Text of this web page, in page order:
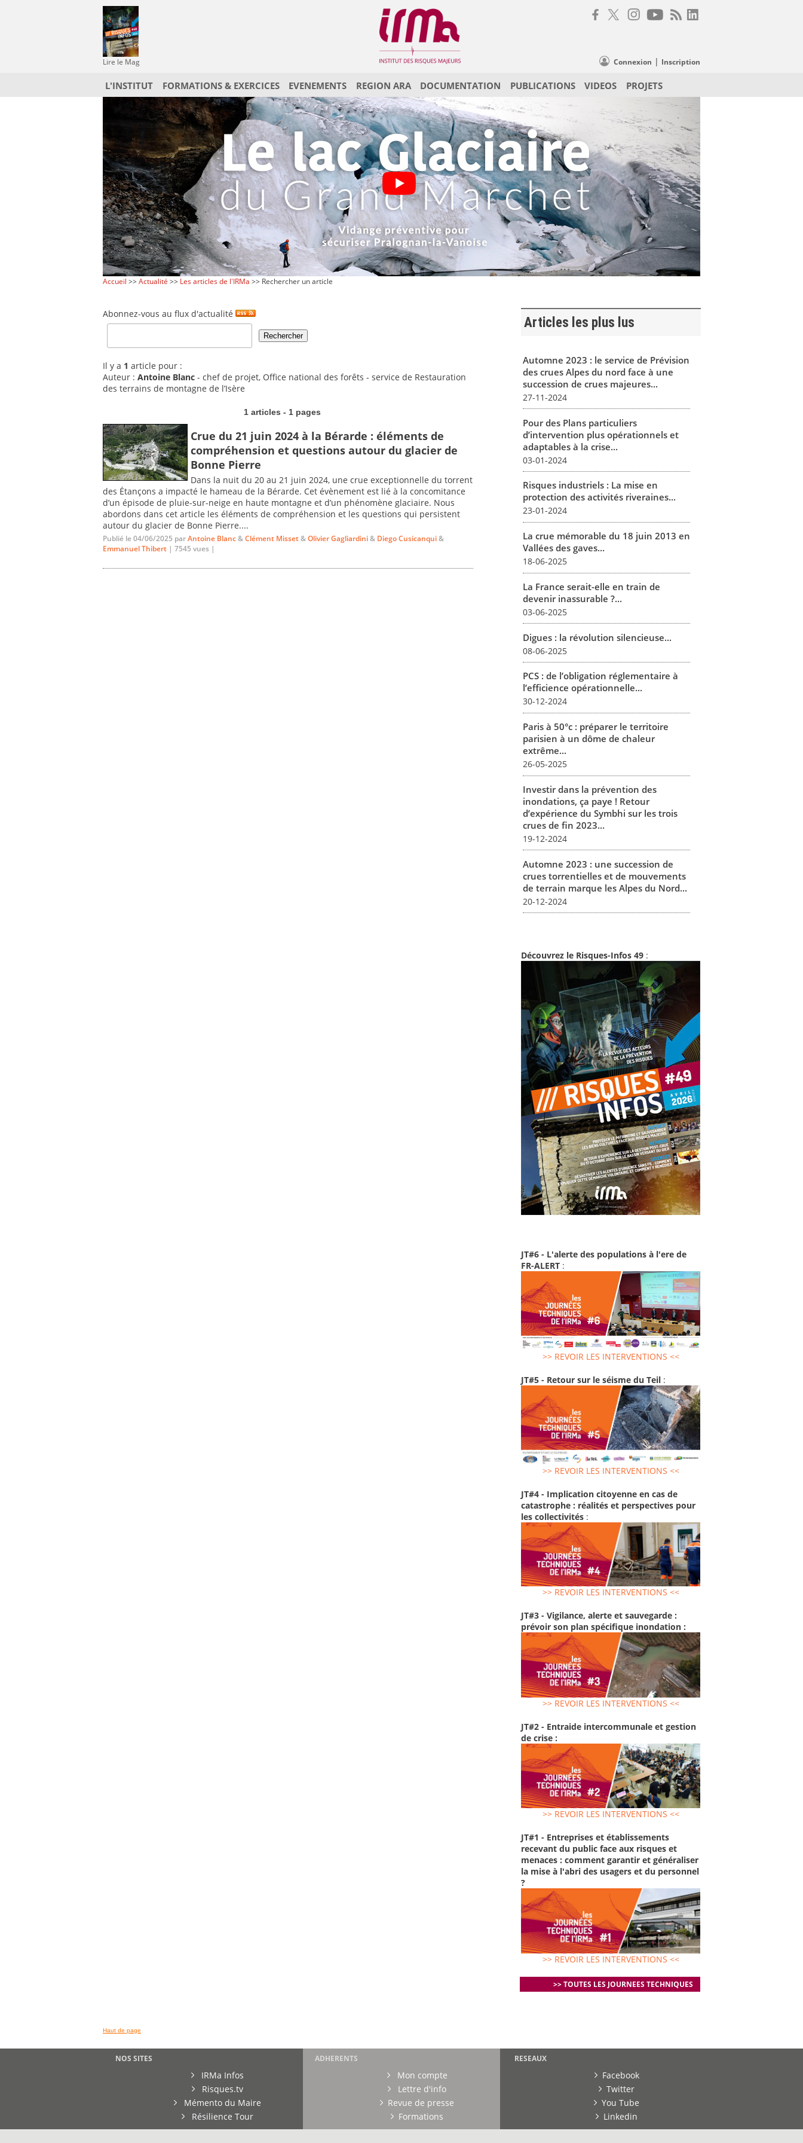
Lire le Mag Connexion | Inscription
L'INSTITUT FORMATIONS & EXERCICES EVENEMENTS REGION ARA DOCUMENTATION PUBLICATIONS VIDEOS PROJETS
Accueil >>Actualité >> Les articles de l'IRMa >> Rechercher un article
Abonnez-vous au flux d'actualité
Il y a 1 article pour :
Auteur : Antoine Blanc - chef de projet, Office national des forêts - service de Restauration
des terrains de montagne de l’Isère
1 articles - 1 pages
Crue du 21 juin 2024 à la Bérarde : éléments de
compréhension et questions autour du glacier de
Bonne Pierre
Dans la nuit du 20 au 21 juin 2024, une crue exceptionnelle du torrent
des Étançons a impacté le hameau de la Bérarde. Cet évènement est lié à la concomitance
d’un épisode de pluie-sur-neige en haute montagne et d’un phénomène glaciaire. Nous
abordons dans cet article les éléments de compréhension et les questions qui persistent
autour du glacier de Bonne Pierre....
Publié le 04/06/2025 parAntoine Blanc&Clément Misset&Olivier Gagliardini& Diego Cusicanqui&
Emmanuel Thibert | 7545 vues |
Articles les plus lus
Automne 2023 : le service de Prévision
des crues Alpes du nord face à une
succession de crues majeures...
27-11-2024
Pour des Plans particuliers
d’intervention plus opérationnels et
adaptables à la crise...
03-01-2024
Risques industriels : La mise en
protection des activités riveraines...
23-01-2024
La crue mémorable du 18 juin 2013 en
Vallées des gaves...
18-06-2025
La France serait-elle en train de
devenir inassurable ?...
03-06-2025
Digues : la révolution silencieuse...
08-06-2025
PCS : de l’obligation réglementaire à
l’efficience opérationnelle...
30-12-2024
Paris à 50°c : préparer le territoire
parisien à un dôme de chaleur
extrême...
26-05-2025
Investir dans la prévention des
inondations, ça paye ! Retour
d’expérience du Symbhi sur les trois
crues de fin 2023...
19-12-2024
Automne 2023 : une succession de
crues torrentielles et de mouvements
de terrain marque les Alpes du Nord...
20-12-2024
Découvrez le Risques-Infos 49 :
JT#6 - L'alerte des populations à l'ere de
FR-ALERT :
>> REVOIR LES INTERVENTIONS <<
JT#5 - Retour sur le séisme du Teil :
>> REVOIR LES INTERVENTIONS <<
JT#4 - Implication citoyenne en cas de
catastrophe : réalités et perspectives pour
les collectivités :
>> REVOIR LES INTERVENTIONS <<
JT#3 - Vigilance, alerte et sauvegarde :
prévoir son plan spécifique inondation :
>> REVOIR LES INTERVENTIONS <<
JT#2 - Entraide intercommunale et gestion
de crise :
>> REVOIR LES INTERVENTIONS <<
JT#1 - Entreprises et établissements
recevant du public face aux risques et
menaces : comment garantir et généraliser
la mise à l'abri des usagers et du personnel
?
>> REVOIR LES INTERVENTIONS <<
>> TOUTES LES JOURNEES TECHNIQUES
Haut de page
NOS SITES
IRMa Infos
Risques.tv
Mémento du Maire
Résilience Tour
ADHERENTS
Mon compte
Lettre d'info
Revue de presse
Formations
RESEAUX
Facebook
Twitter
You Tube
Linkedin